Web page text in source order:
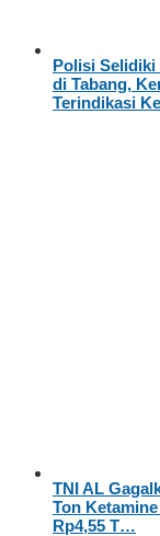
Polisi Selidiki
di Tabang,
Terindikasi
TNI AL
Ton
Rp4,55 T…